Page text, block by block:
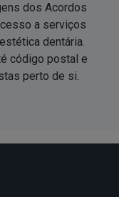
dos Acordos
a serviços
dentária.
código postal e
perto de si.